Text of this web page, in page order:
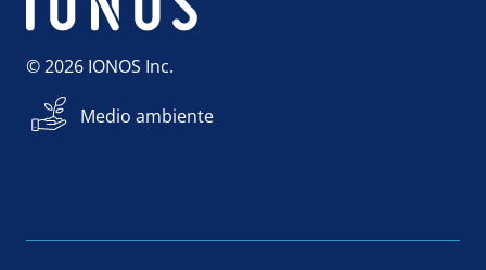
© 2026 IONOS Inc.
Medio ambiente